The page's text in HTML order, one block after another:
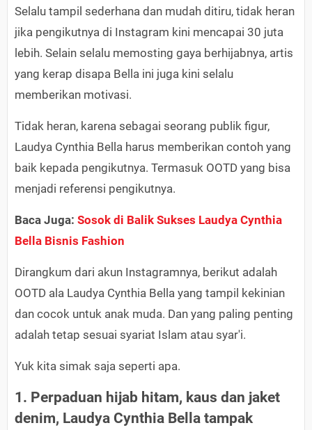
Selalu tampil sederhana dan mudah ditiru, tidak heran
jika pengikutnya di Instagram kini mencapai 30 juta
lebih. Selain selalu memosting gaya berhijabnya, artis
yang kerap disapa Bella ini juga kini selalu
memberikan motivasi.
Tidak heran, karena sebagai seorang publik figur,
Laudya Cynthia Bella harus memberikan contoh yang
baik kepada pengikutnya. Termasuk OOTD yang bisa
menjadi referensi pengikutnya.
Baca Juga: Sosok di Balik Sukses Laudya Cynthia
Bella Bisnis Fashion
Dirangkum dari akun Instagramnya, berikut adalah
OOTD ala Laudya Cynthia Bella yang tampil kekinian
dan cocok untuk anak muda. Dan yang paling penting
adalah tetap sesuai syariat Islam atau syar'i.
Yuk kita simak saja seperti apa.
1. Perpaduan hijab hitam, kaus dan jaket
denim, Laudya Cynthia Bella tampak